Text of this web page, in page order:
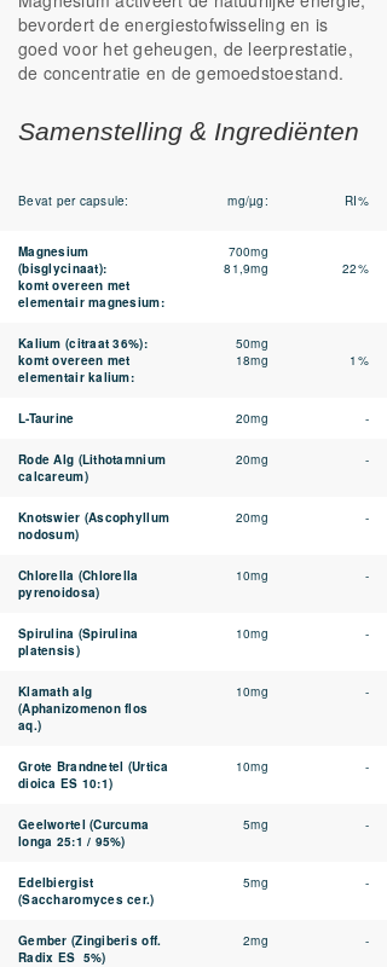
bevordert de energiestofwisseling en is
goed voor het geheugen, de leerprestatie,
de concentratie en de gemoedstoestand.
Samenstelling & Ingrediënten
Bevat per capsule: mg/µg: RI%
Magnesium
(bisglycinaat):
komt overeen met
elementair magnesium:
700mg
81,9mg
22%
Kalium (citraat 36%):
komt overeen met
elementair kalium:
50mg
18mg
1%
L-Taurine 20mg -
Rode Alg (Lithotamnium
calcareum)
20mg -
Knotswier (Ascophyllum
nodosum)
20mg -
Chlorella (Chlorella
pyrenoidosa)
10mg -
Spirulina (Spirulina
platensis)
10mg -
Klamath alg
(Aphanizomenon flos
aq.)
10mg -
Grote Brandnetel (Urtica
dioica ES 10:1)
10mg -
Geelwortel (Curcuma
longa 25:1 / 95%)
5mg -
Edelbiergist
(Saccharomyces cer.)
5mg -
Gember (Zingiberis off.
Radix ES 5%)
2mg -